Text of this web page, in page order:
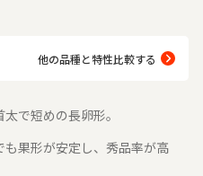
他の品種と特性比較する
で短めの長卵形。
果形が安定し、秀品率が高